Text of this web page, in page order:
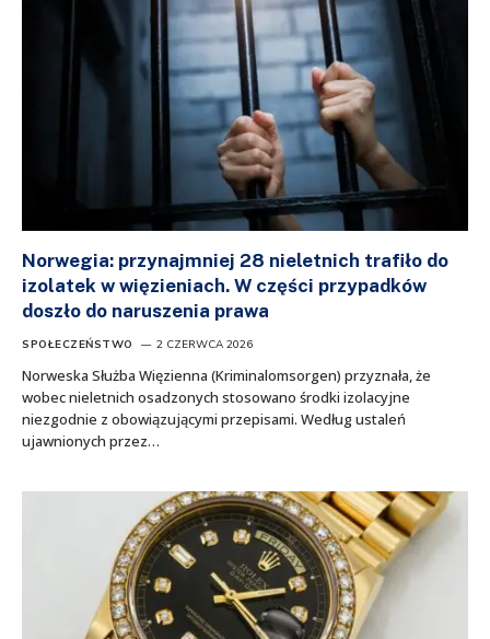
Norwegia: przynajmniej 28 nieletnich trafiło do
izolatek w więzieniach. W części przypadków
doszło do naruszenia prawa
SPOŁECZEŃSTWO 2 CZERWCA 2026
Norweska Służba Więzienna (Kriminalomsorgen) przyznała, że
wobec nieletnich osadzonych stosowano środki izolacyjne
niezgodnie z obowiązującymi przepisami. Według ustaleń
ujawnionych przez…